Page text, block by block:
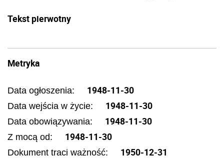
Tekst pierwotny
Metryka
Data ogłoszenia: 1948-11-30
Data wejścia w życie: 1948-11-30
Data obowiązywania: 1948-11-30
Z mocą od: 1948-11-30
Dokument traci ważność: 1950-12-31